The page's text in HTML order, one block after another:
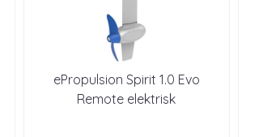
ePropulsion Spirit 1.0 Evo
Remote elektrisk